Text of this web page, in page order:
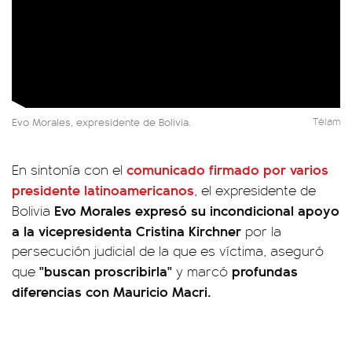
Evo Morales, expresidente de Bolivia. Télam
En sintonía con el comunicado firmado por varios
presidente latinoamericanos, el expresidente de
Bolivia Evo Morales expresó su incondicional apoyo
a la vicepresidenta Cristina Kirchner por la
persecución judicial de la que es víctima, aseguró
que "buscan proscribirla" y marcó profundas
diferencias con Mauricio Macri.